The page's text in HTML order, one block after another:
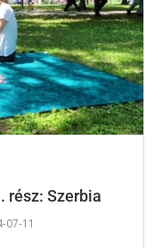
rész: Szerbia
07-11